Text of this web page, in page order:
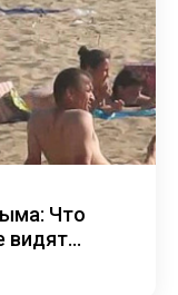
Что
видят...